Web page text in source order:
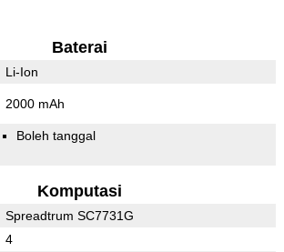
Baterai
Li-Ion
2000 mAh
Boleh tanggal
Komputasi
Spreadtrum SC7731G
4